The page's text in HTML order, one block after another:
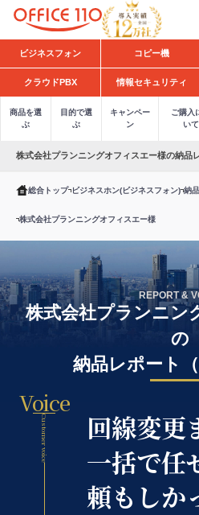
H
oビジネスフォン コピー機
クラウドPBX 情報セキュリティ
商品を選
ぶ
目的で選
ぶ
キャンペー
ン
ご購入
いて
株式会社プランニングオフィスエー様の納品
総合トップ ビジネスホン(ビジネスフォン) 納
株式会社プランニングオフィスエー様
REPORT &
株式会社プランニン
の
納品レポート（
Voice
Customer voice
回線変更
一括で任
頼もしか